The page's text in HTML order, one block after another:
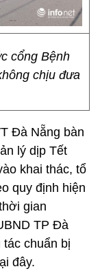
cổng Bệnh
chịu đưa
Đà Nẵng bàn
lý dịp Tết
khai thác, tổ
quy định hiện
gian
TP Đà
chuẩn bị
đây.